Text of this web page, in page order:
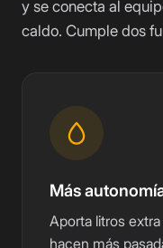
y se conecta al
caldo. Cumple dos
Más
Aporta litros
hacen más